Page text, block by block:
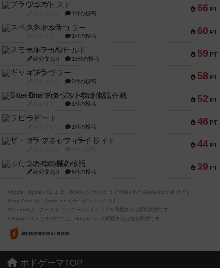
66 PT
ブラヴェスト
1件の投稿
60 PT
スペクタキュラー
1件の投稿
59 PT
スモールワールド
紹介文あり 13件の投稿
58 PT
ギャンブラー
2件の投稿
52 PT
Bitter End ブタペスト救出作戦
1件の投稿
46 PT
ラピード
1件の投稿
44 PT
ザ・フラッフィー・ライト
39 PT
ふたつの城の物語
紹介文あり 6件の投稿
※Apple、Apple のロゴ は、米国および他の国々で登録されたApple Inc.の商標です。
※App Store は、Apple Inc.のサービスマークです。
※Android は、グーグル インコーポレイテッドの商標または登録商標です。
※Google Play とそのロゴは、Google Inc.の商標または登録商標です。
ボドゲーマTOP